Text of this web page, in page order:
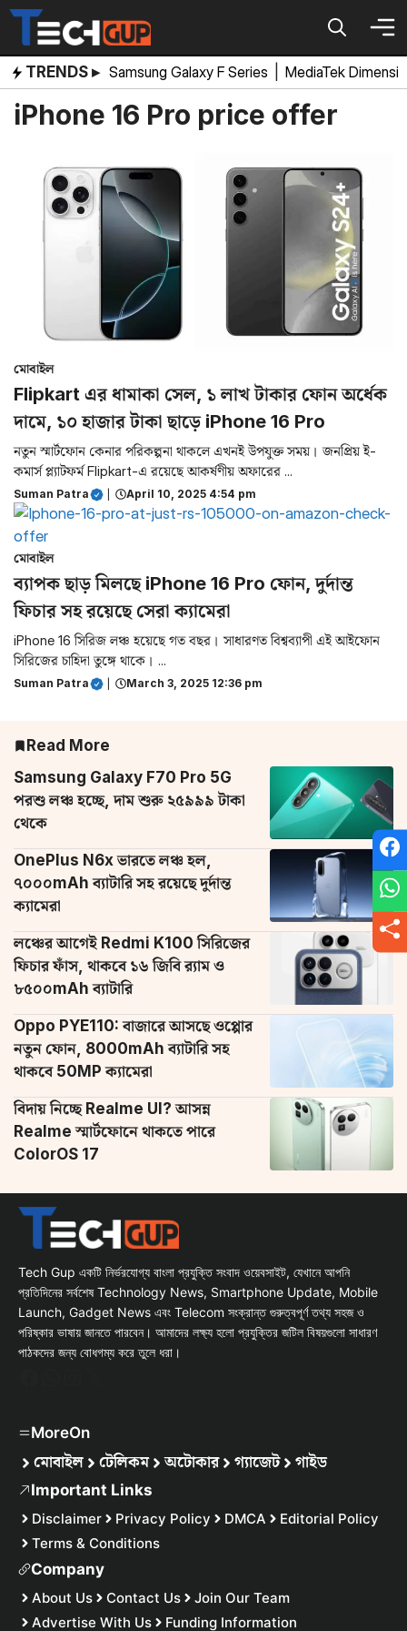
Skip
content
TRENDS ▸ Samsung Galaxy F Series MediaTek
iPhone 16 Pro price offer
মোবাইল
Flipkart এর ধামাকা সেল, ১ লাখ টাকার ফোন অর্ধেক
দামে, ১০ হাজার টাকা ছাড়ে iPhone 16 Pro
নতুন স্মার্টফোন কেনার পরিকল্পনা থাকলে এখনই উপযুক্ত সময়। জনপ্রিয় ই-
কমার্স প্ল্যাটফর্ম Flipkart-এ রয়েছে আকর্ষণীয় অফারের ...
Suman Patra April 10, 2025 4:54 pm
মোবাইল
ব্যাপক ছাড় মিলছে iPhone 16 Pro ফোন, দুর্দান্ত
ফিচার সহ রয়েছে সেরা ক্যামেরা
iPhone 16 সিরিজ লঞ্চ হয়েছে গত বছর। সাধারণত বিশ্বব্যাপী এই আইফোন
সিরিজের চাহিদা তুঙ্গে থাকে। ...
Suman Patra March 3, 2025 12:36 pm
Read More
Samsung Galaxy F70 Pro 5G
পরশু লঞ্চ হচ্ছে, দাম শুরু ২৫৯৯৯ টাকা
থেকে
OnePlus N6x ভারতে লঞ্চ হল,
৭০০০mAh ব্যাটারি সহ রয়েছে দুর্দান্ত
ক্যামেরা
লঞ্চের আগেই Redmi K100 সিরিজের
ফিচার ফাঁস, থাকবে ১৬ জিবি র‌্যাম ও
৮৫০০mAh ব্যাটারি
Oppo PYE110: বাজারে আসছে ওপ্পোর
নতুন ফোন, 8000mAh ব্যাটারি সহ
থাকবে 50MP ক্যামেরা
বিদায় নিচ্ছে Realme UI? আসন্ন
Realme স্মার্টফোনে থাকতে পারে
ColorOS 17
Tech Gup একটি নির্ভরযোগ্য বাংলা প্রযুক্তি সংবাদ ওয়েবসাইট, যেখানে আপনি
প্রতিদিনের সর্বশেষ Technology News, Smartphone Update, Mobile
Launch, Gadget News এবং Telecom সংক্রান্ত গুরুত্বপূর্ণ তথ্য সহজ ও
পরিষ্কার ভাষায় জানতে পারবেন। আমাদের লক্ষ্য হলো প্রযুক্তির জটিল বিষয়গুলো সাধারণ
পাঠকদের জন্য বোধগম্য করে তুলে ধরা।
MoreOn
মোবাইল টেলিকম অটোকার গ্যাজেট গাইড
Important Links
Disclaimer Privacy Policy DMCA
Editorial Policy
Terms & Conditions
Company
About Us Contact Us
Join Our Team
Advertise With Us
Funding Information